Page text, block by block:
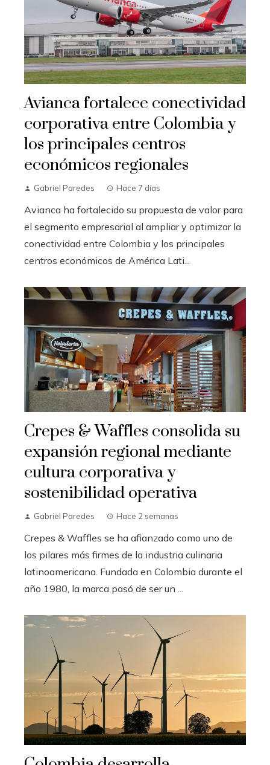
Avianca fortalece conectividad
corporativa entre Colombia y
los principales centros
económicos regionales
Gabriel Paredes Hace 7 días
Avianca ha fortalecido su propuesta de valor para
el segmento empresarial al ampliar y optimizar la
conectividad entre Colombia y los principales
centros económicos de América Lati...
Crepes & Waffles consolida su
expansión regional mediante
cultura corporativa y
sostenibilidad operativa
Gabriel Paredes Hace 2 semanas
Crepes & Waffles se ha afianzado como uno de
los pilares más firmes de la industria culinaria
latinoamericana. Fundada en Colombia durante el
año 1980, la marca pasó de ser un ...